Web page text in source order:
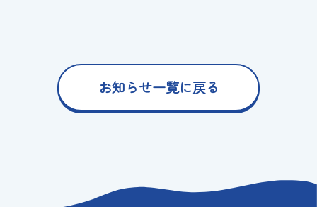
お知らせ一覧に戻る